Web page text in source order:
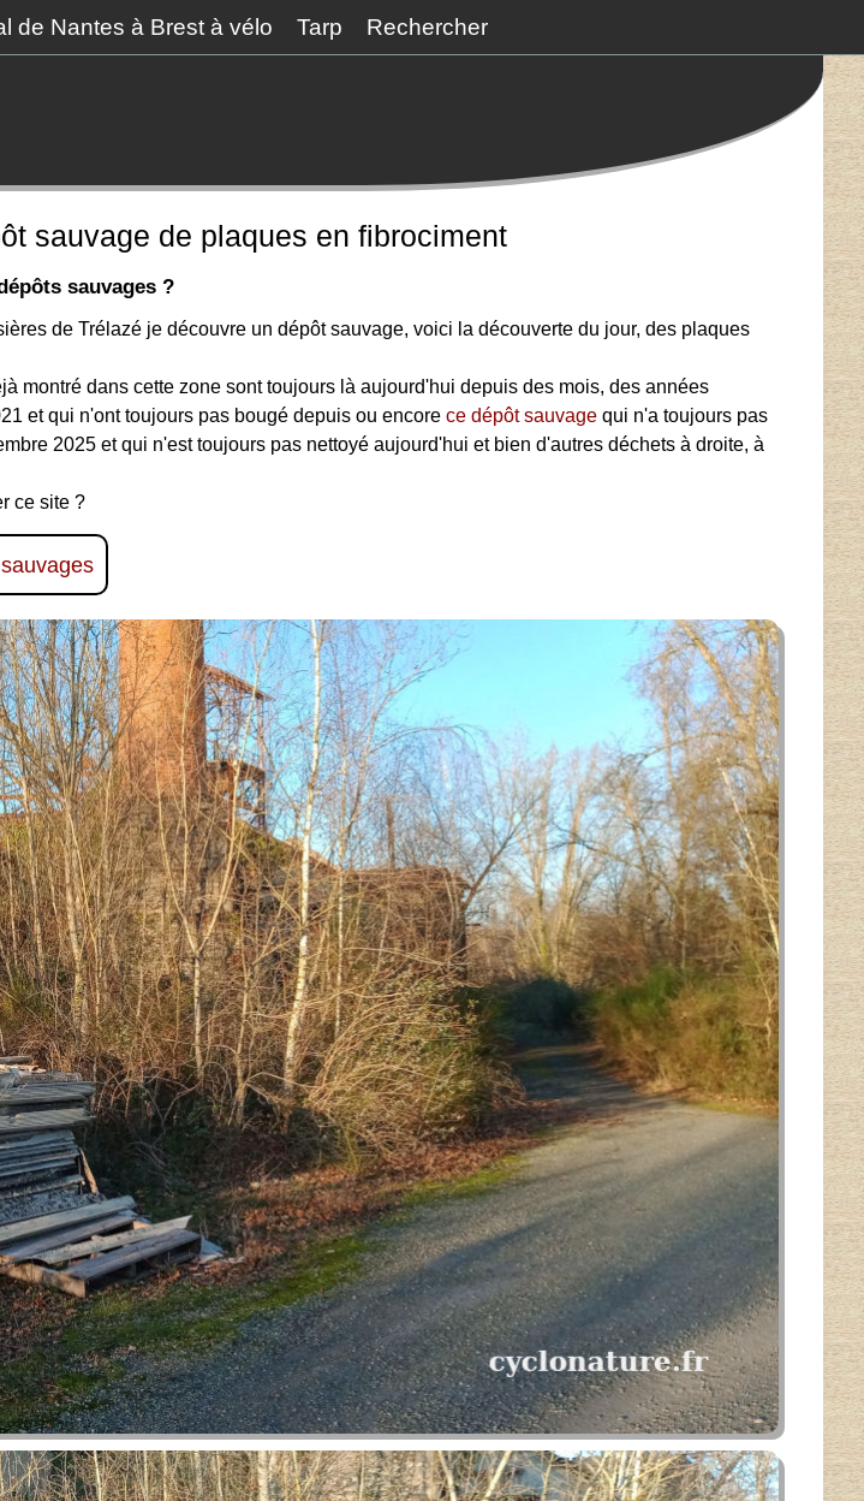
de Nantes à Brest à vélo Tarp Rechercher
sauvage de plaques en fibrociment
sauvages ?
de Trélazé je découvre un dépôt sauvage, voici la découverte du jour, des plaques
montré dans cette zone sont toujours là aujourd'hui depuis des mois, des années
et qui n'ont toujours pas bougé depuis ou encore ce dépôt sauvagequi n'a toujours pas
2025 et qui n'est toujours pas nettoyé aujourd'hui et bien d'autres déchets à droite, à
ce site ?